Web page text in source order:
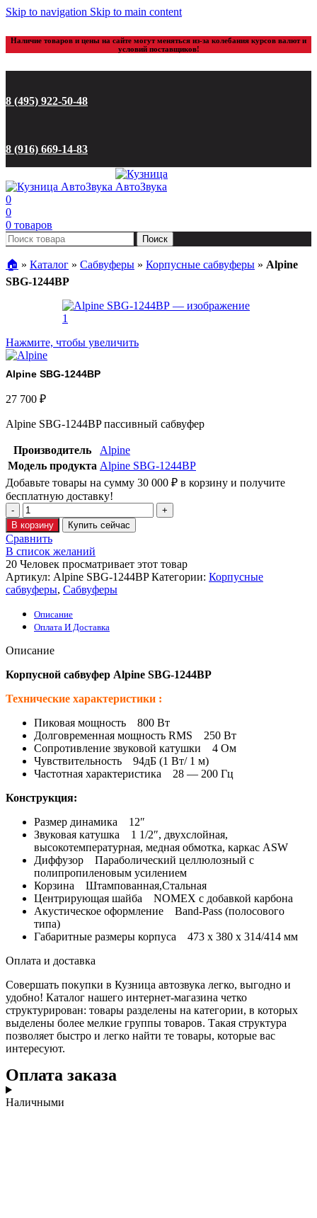
Skip to navigation Skip to main content
Наличие товаров и цены на сайте могут меняться из-за колебания курсов валют и
условий поставщиков!
8 (495) 922-50-48
8 (916) 669-14-83
0
0
0 товаров
Поиск
🏠︎ » Каталог » Сабвуферы » Корпусные сабвуферы » Alpine
SBG-1244BP
Нажмите, чтобы увеличить
Alpine SBG-1244BP
27 700 ₽
Alpine SBG-1244BP пассивный сабвуфер
Производитель
Alpine
Модель продукта Alpine SBG-1244BP
Добавьте товары на сумму 30 000 ₽ в корзину и получите
бесплатную доставку!
В корзину Купить сейчас
Сравнить
В список желаний
20 Человек просматривает этот товар
Артикул: Alpine SBG-1244BPКатегории: Корпусные
сабвуферы, Сабвуферы
Описание
Оплата И Доставка
Описание
Корпусной сабвуфер Alpine SBG-1244BP
Технические характеристики :
Пиковая мощность 800 Вт
Долговременная мощность RMS 250 Вт
Сопротивление звуковой катушки 4 Ом
Чувствительность 94дБ (1 Вт/ 1 м)
Частотная характеристика 28 — 200 Гц
Конструкция:
Размер динамика 12″
Звуковая катушка 1 1/2″, двухслойная,
высокотемпературная, медная обмотка, каркас ASW
Диффузор Параболический целлюлозный с
полипропиленовым усилением
Корзина Штампованная,Стальная
Центрирующая шайба NOMEX с добавкой карбона
Акустическое оформление Band-Pass (полосового
типа)
Габаритные размеры корпуса 473 х 380 х 314/414 мм
Оплата и доставка
Совершать покупки в Кузница автозвука легко, выгодно и
удобно! Каталог нашего интернет-магазина четко
структурирован: товары разделены на категории, в которых
выделены более мелкие группы товаров. Такая структура
позволяет быстро и легко найти те товары, которые вас
интересуют.
Оплата заказа
Наличными